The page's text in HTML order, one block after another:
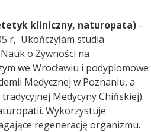
kliniczny, naturopata) –
r, Ukończyłam studia
o Żywności na
we Wrocławiu i podyplomowe
Medycznej w Poznaniu, a
Medycyny Chińskiej).
Wykorzystuje
regenerację organizmu.